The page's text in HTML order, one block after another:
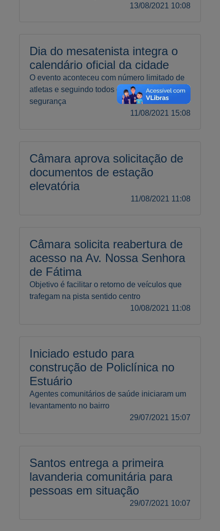
13/08/2021 10:08
Dia do mesatenista integra o
calendário oficial da cidade
O evento aconteceu com número limitado de
atletas e seguindo todos os protocolos de
segurança
11/08/2021 15:08
Câmara aprova solicitação de
documentos de estação
elevatória
11/08/2021 11:08
Câmara solicita reabertura de
acesso na Av. Nossa Senhora
de Fátima
Objetivo é facilitar o retorno de veículos que
trafegam na pista sentido centro
10/08/2021 11:08
Iniciado estudo para
construção de Policlínica no
Estuário
Agentes comunitários de saúde iniciaram um
levantamento no bairro
29/07/2021 15:07
Santos entrega a primeira
lavanderia comunitária para
pessoas em situação
29/07/2021 10:07